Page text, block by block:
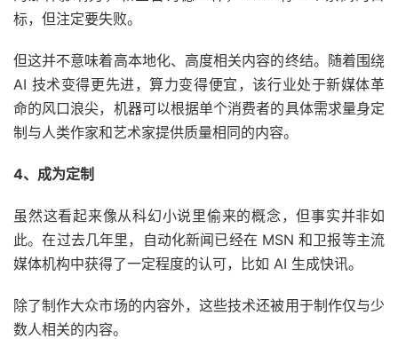
标，但注定要失败。
但这并不意味着高本地化、高度相关内容的终结。随着围绕
AI 技术变得更先进，算力变得便宜，该行业处于新媒体革
命的风口浪尖，机器可以根据单个消费者的具体需求量身定
制与人类作家和艺术家提供质量相同的内容。
4、成为定制
虽然这看起来像从科幻小说里偷来的概念，但事实并非如
此。在过去几年里，自动化新闻已经在 MSN 和卫报等主流
媒体机构中获得了一定程度的认可，比如 AI 生成快讯。
除了制作大众市场的内容外，这些技术还被用于制作仅与少
数人相关的内容。